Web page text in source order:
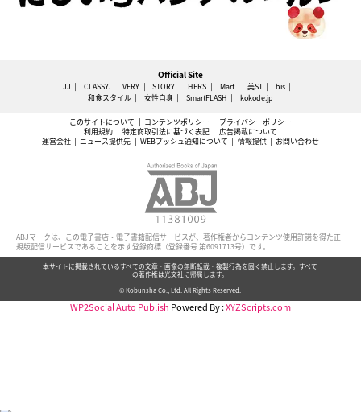
Official Site
JJ CLASSY. VERY STORY HERS Mart 美ST
bis
和食スタイル
女性自身 SmartFLASH kokode.jp
このサイトについて コンテンツポリシー
プライバシーポリシー
利用規約
特定商取引法に基づく表記
広告掲載について
運営会社
ニュース提供先 WEBプッシュ通知について 情報提供 お問い合わせ
ABJマークは、この電子書店・電子書籍配信サービスが、著作権者からコンテンツ使用許諾を得た正
規版配信サービスであることを示す登録商標（登録番号 第6091713号）です。
本サイトに掲載されているすべての文章・画像の無断転載・複製行為を固く禁止します。すべて
の著作権は光文社に帰属します。
© Kobunsha Co., Ltd. All Rights Reserved.
WP2Social Auto Publish Powered By :XYZScripts.com